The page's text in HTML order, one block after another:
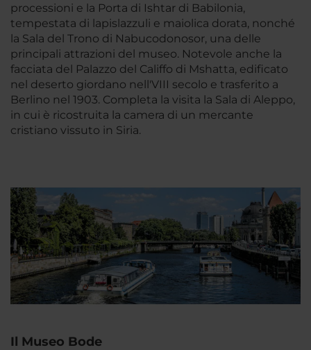
processioni e la Porta di Ishtar di Babilonia,
tempestata di lapislazzuli e maiolica dorata, nonché
la Sala del Trono di Nabucodonosor, una delle
principali attrazioni del museo. Notevole anche la
facciata del Palazzo del Califfo di Mshatta, edificato
nel deserto giordano nell'VIII secolo e trasferito a
Berlino nel 1903. Completa la visita la Sala di Aleppo,
in cui è ricostruita la camera di un mercante
cristiano vissuto in Siria.
Il Museo Bode